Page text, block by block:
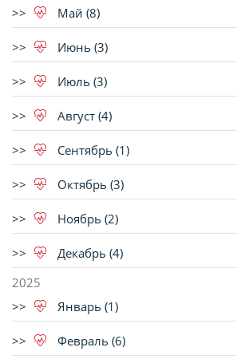
Май (8)
Июнь (3)
Июль (3)
Август (4)
Сентябрь (1)
Октябрь (3)
Ноябрь (2)
Декабрь (4)
2025
Январь (1)
Февраль (6)